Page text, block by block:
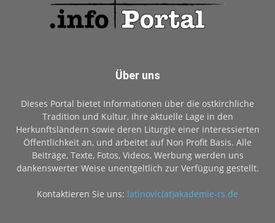
Über uns
Dieses Portal bietet Informationen über die ostkirchliche
Tradition und Kultur, ihre aktuelle Lage in den
Herkunftsländern sowie deren Liturgie einer interessierten
Öffentlichkeit an, und arbeitet auf Non Profit Basis. Alle
Beiträge, Texte, Fotos, Videos, Werbung werden uns
dankenswerter Weise unentgeltlich zur Verfügung gestellt.
Kontaktieren Sie uns: latinovic(at)akademie-rs.de